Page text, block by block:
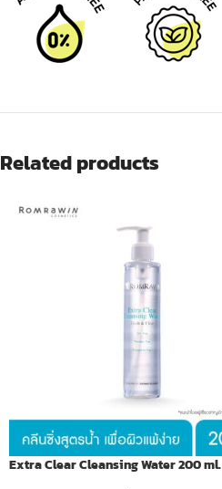
Related products
Extra Clear Cleansing Water 200 ml.